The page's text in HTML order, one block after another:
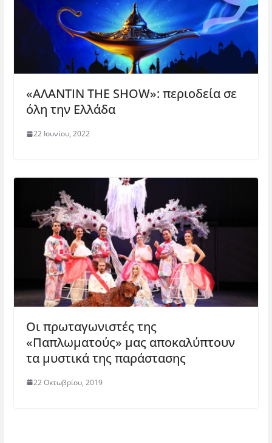
«ΑΛΑΝΤΙΝ THE SHOW»: περιοδεία σε
όλη την Ελλάδα
22 Ιουνίου, 2022
Οι πρωταγωνιστές της
«Παπλωματούς» μας αποκαλύπτουν
τα μυστικά της παράστασης
22 Οκτωβρίου, 2019